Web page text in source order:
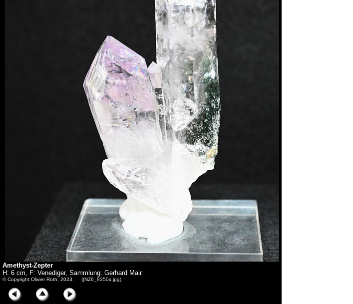
Amethyst-Zepter
H: 6 cm, F: Venediger, Sammlung: Gerhard Mair
© Copyright Olivier Roth, 2023. ((NZ6_9350x.jpg)